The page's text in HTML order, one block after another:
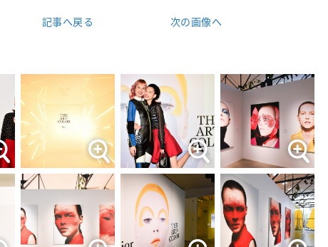
記事へ戻る 次の画像へ